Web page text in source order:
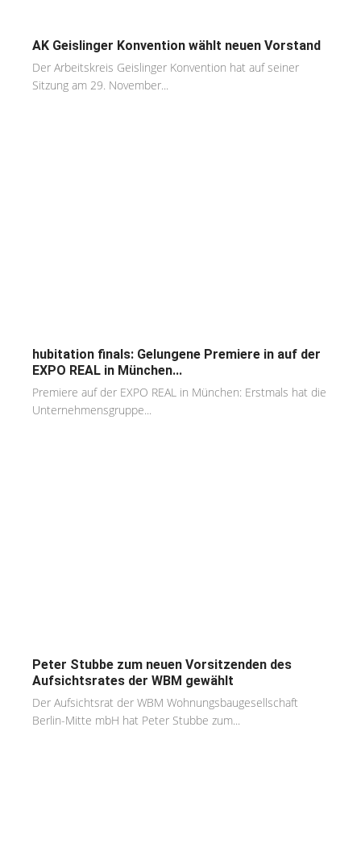
AK Geislinger Konvention wählt neuen Vorstand
Der Arbeitskreis Geislinger Konvention hat auf seiner
Sitzung am 29. November...
hubitation finals: Gelungene Premiere in auf der
EXPO REAL in München...
Premiere auf der EXPO REAL in München: Erstmals hat die
Unternehmensgruppe...
Peter Stubbe zum neuen Vorsitzenden des
Aufsichtsrates der WBM gewählt
Der Aufsichtsrat der WBM Wohnungsbaugesellschaft
Berlin-Mitte mbH hat Peter Stubbe zum...